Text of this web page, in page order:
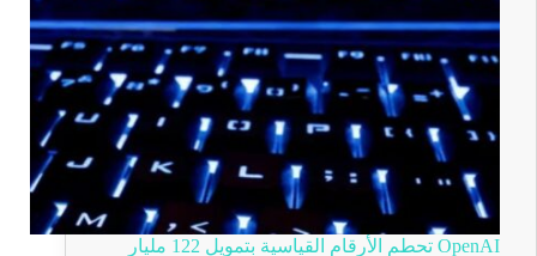
OpenAI تحطم الأرقام القياسية بتمويل 122 مليار